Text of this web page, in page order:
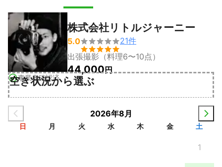
事業者確認済
株式会社リトルジャーニー
5.0

21件
出張撮影（料理6〜10点）
44,000円
空き状況から選ぶ
2026年8月
日 月 火 水 木 金 土
1